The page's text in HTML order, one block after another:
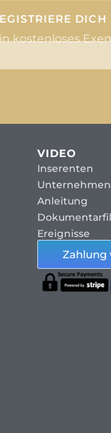
kostenloses
VIDEO
Inserenten
Unternehmen
Anleitung
Ereignisse
Zahlung